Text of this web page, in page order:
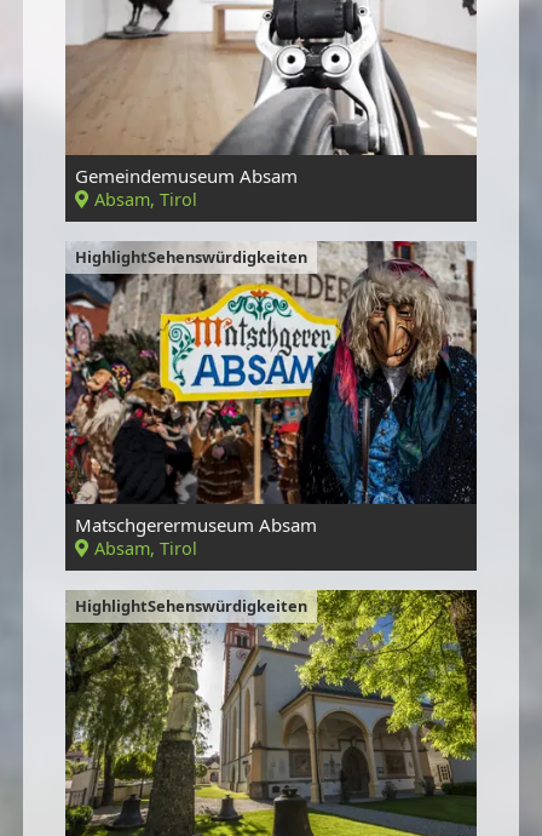
Gemeindemuseum Absam
Absam, Tirol
HighlightSehenswürdigkeiten
Matschgerermuseum Absam
Absam, Tirol
HighlightSehenswürdigkeiten